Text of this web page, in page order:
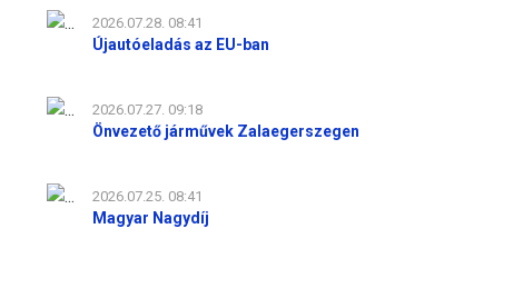
2026.07.28. 08:41
Újautóeladás az EU-ban
2026.07.27. 09:18
Önvezető járművek Zalaegerszegen
2026.07.25. 08:41
Magyar Nagydíj